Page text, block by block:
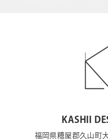
KASHII
福岡県糟屋郡久山町